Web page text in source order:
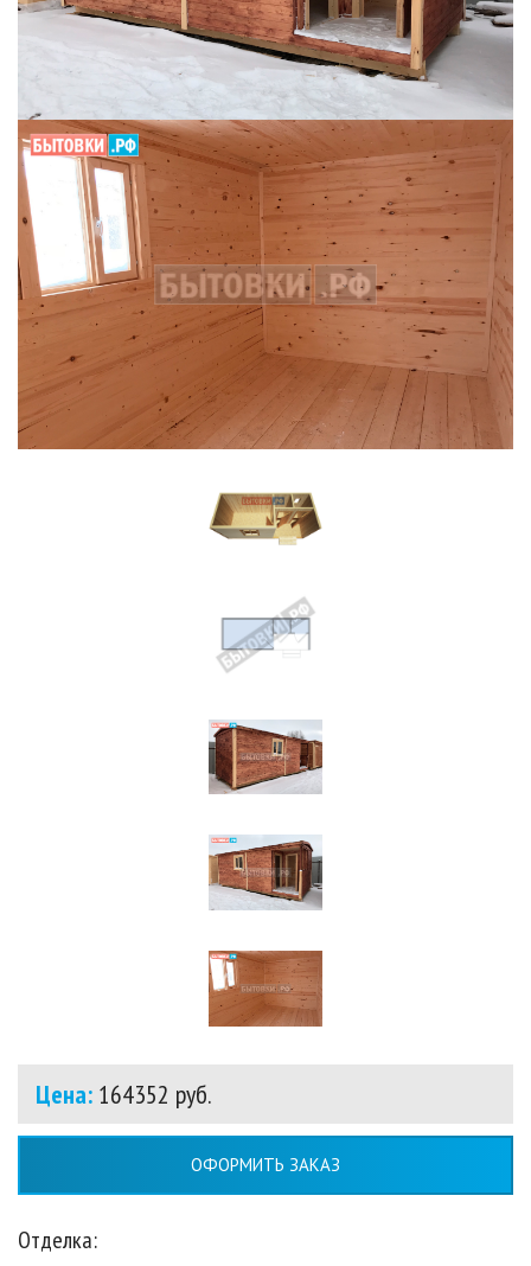
Цена: 164352 руб.
ОФОРМИТЬ ЗАКАЗ
Отделка: